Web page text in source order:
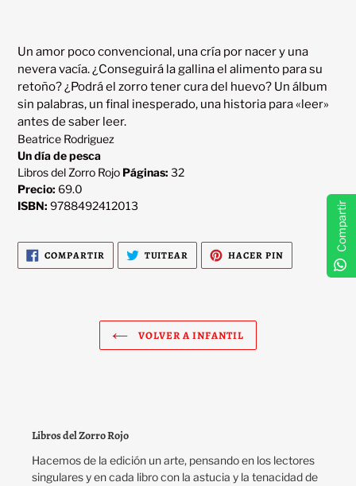
Un amor poco convencional, una cría por nacer y una
nevera vacía. ¿Conseguirá la gallina el alimento para su
retoño? ¿Podrá el zorro tener cura del huevo? Un álbum
sin palabras, un final inesperado, una historia para «leer»
Beatrice Rodriguez
Un día de pesca
Libros del Zorro Rojo Páginas: 32
Precio: 69.0
ISBN: 9788492412013
COMPARTIR COMPARTIR
EN
FACEBOOK
TUITEAR TUITEAR
TWITTER
HACER PINPINEAR
PINTEREST
VOLVER A INFANTIL
Libros del Zorro Rojo
Hacemos de la edición un arte, pensando en los lectores
singulares y en cada libro con la astucia y la tenacidad de
Compartir